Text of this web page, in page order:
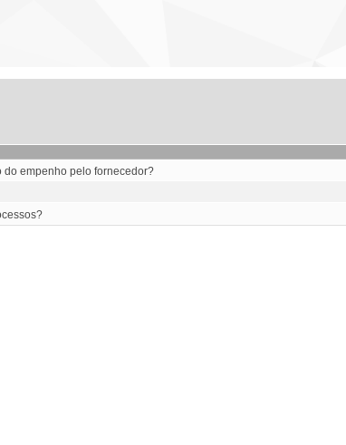
do empenho pelo fornecedor?